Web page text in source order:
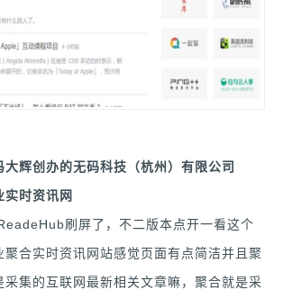
辉创办的无码科技（杭州）有限公司
实时资讯网
刷屏了，不二版本点开一看这个
聚合实时资讯网站感觉页面有点简洁并且聚
采集的互联网最新相关文章嘛，聚合就是采